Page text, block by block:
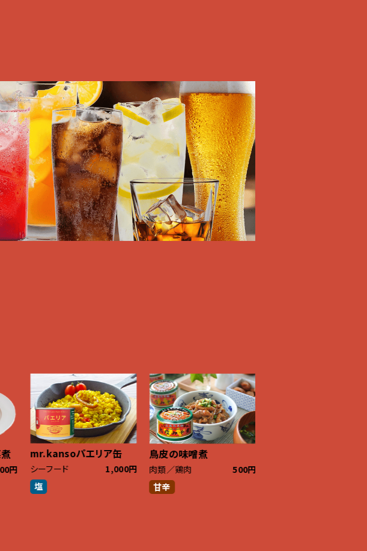
円
mr.kansoパエリア缶
シーフード
1,000円
塩
鳥皮の味噌煮
肉類／鶏肉
500円
甘辛